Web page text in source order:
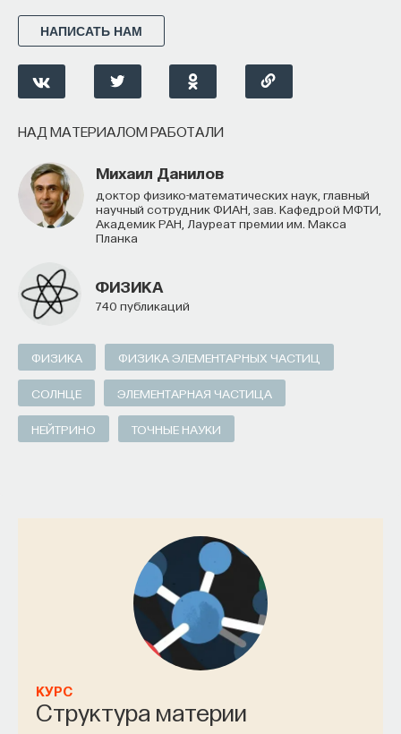
НАПИСАТЬ НАМ
НАД МАТЕРИАЛОМ РАБОТАЛИ
Михаил Данилов
доктор физико-математических наук, главный
научный сотрудник ФИАН, зав. Кафедрой МФТИ,
Академик РАН, Лауреат премии им. Макса
Планка
ФИЗИКА
740 публикаций
ФИЗИКА ФИЗИКА ЭЛЕМЕНТАРНЫХ ЧАСТИЦ
СОЛНЦЕ ЭЛЕМЕНТАРНАЯ ЧАСТИЦА
НЕЙТРИНО ТОЧНЫЕ НАУКИ
КУРС
Структура материи
НАД МАТЕРИАЛОМ РАБОТАЛИ
команда ПостНауки
НАУКА
237 публикаций
НАУКА ЖУРНАЛ
ФИЛОСОФСКИЙ ПОИСК: НАЧАЛА
Философский поиск: начала
СОХРАНИТЬ КУРС